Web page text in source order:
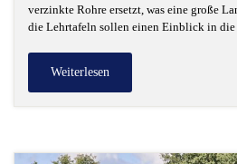
verzinkte Rohre ersetzt, was eine große
die Lehrtafeln sollen einen Einblick in die
Weiterlesen